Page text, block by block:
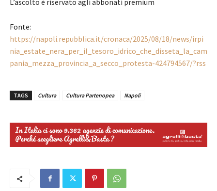
Fonte:
https://napoli.repubblica.it/cronaca/2025/08/18/news/irpi
nia_estate_nera_per_il_tesoro_idrico_che_disseta_la_cam
pania_mezza_provincia_a_secco_protesta-424794567/?rss
TAGS Cultura Cultura Partenopea Napoli